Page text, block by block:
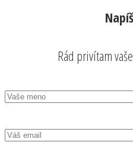
Rád privítam